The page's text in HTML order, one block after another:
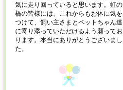
気に走り回っていると思います。虹の
橋の皆様には、これからもお体に気を
つけて、飼い主さまとペットちゃん達
に寄り添っていただけるよう願ってお
ります。本当にありがとうございまし
た。